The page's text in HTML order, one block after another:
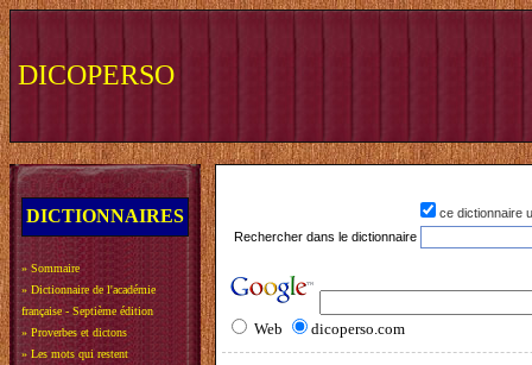
DICOPERSO
DICTIONNAIRES
» Sommaire
» Dictionnaire de l'académie
française - Septième édition
» Proverbes et dictons
» Les mots qui restent
ce dictionnaire
Rechercher dans le dictionnaire
Web dicoperso.com